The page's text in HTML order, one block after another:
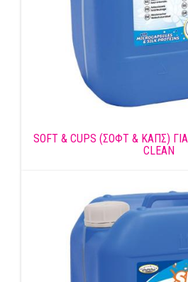
SOFT & CUPS (ΣΟΦΤ & ΚΑΠΣ)
CLEAN